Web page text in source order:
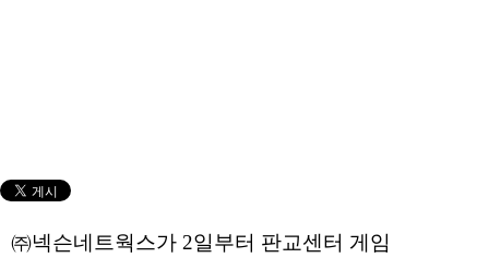
㈜넥슨네트웍스가 2일부터 판교센터 게임